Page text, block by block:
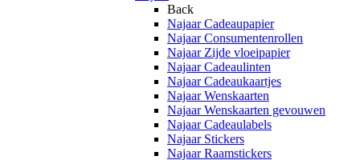
Back
Najaar Cadeaupapier
Najaar Consumentenrollen
Najaar Zijde vloeipapier
Najaar Cadeaulinten
Najaar Cadeaukaartjes
Najaar Wenskaarten
Najaar Wenskaarten gevouwen
Najaar Cadeaulabels
Najaar Stickers
Najaar Raamstickers